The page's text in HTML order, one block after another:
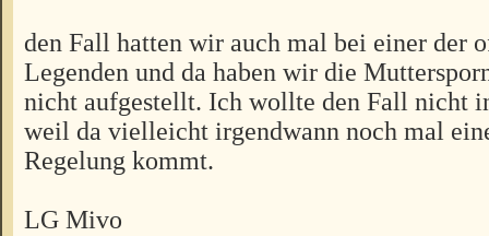
den Fall hatten wir auch mal bei einer der
Legenden und da haben wir die
nicht aufgestellt. Ich wollte den Fall nicht
weil da vielleicht irgendwann noch mal
Regelung kommt.
LG Mivo